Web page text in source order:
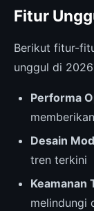
Fitur
Berikut fitur-
unggul di
Performa
Desain
tren terkini
Keamanan
melindungi